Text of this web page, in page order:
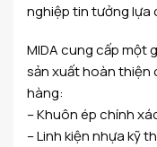
nghiệp tin tưởng lựa
MIDA cung cấp một
sản xuất hoàn thiện
hàng:
– Khuôn ép chính
– Linh kiện nhựa kỹ